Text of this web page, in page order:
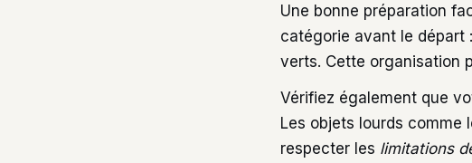
Une bonne préparation
catégorie avant le départ
verts. Cette organisation
Vérifiez également que
Les objets lourds
respecter les limitations